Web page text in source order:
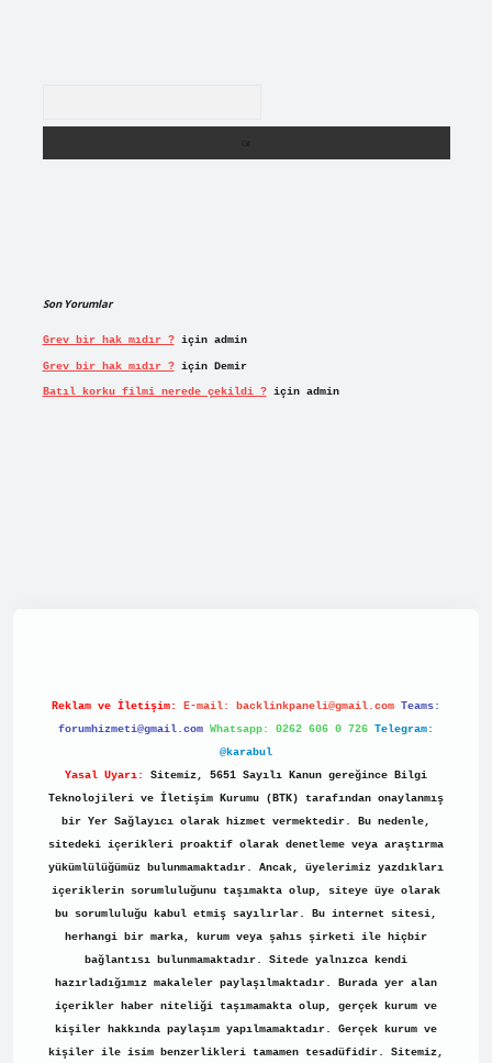
Son Yorumlar
Grev bir hak mıdır ?için admin
Grev bir hak mıdır ?için Demir
Batıl korku filmi nerede çekildi ?için admin
Reklam ve İletişim: E-mail: backlinkpaneli@gmail.com Teams:
forumhizmeti@gmail.com Whatsapp: 0262 606 0 726 Telegram:
@karabul
Yasal Uyarı:
Sitemiz, 5651 Sayılı Kanun gereğince Bilgi
Teknolojileri ve İletişim Kurumu (BTK) tarafından onaylanmış
bir Yer Sağlayıcı olarak hizmet vermektedir. Bu nedenle,
sitedeki içerikleri proaktif olarak denetleme veya araştırma
yükümlülüğümüz bulunmamaktadır. Ancak, üyelerimiz yazdıkları
içeriklerin sorumluluğunu taşımakta olup, siteye üye olarak
bu sorumluluğu kabul etmiş sayılırlar. Bu internet sitesi,
herhangi bir marka, kurum veya şahıs şirketi ile hiçbir
bağlantısı bulunmamaktadır. Sitede yalnızca kendi
hazırladığımız makaleler paylaşılmaktadır. Burada yer alan
içerikler haber niteliği taşımamakta olup, gerçek kurum ve
kişiler hakkında paylaşım yapılmamaktadır. Gerçek kurum ve
kişiler ile isim benzerlikleri tamamen tesadüfidir. Sitemiz,